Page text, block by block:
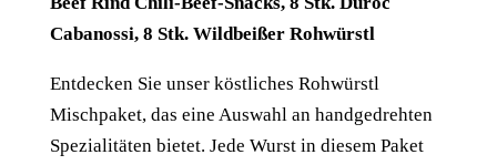
Cabanossi, 8 Stk. Wildbeißer Rohwürstl
Entdecken Sie unser köstliches Rohwürstl
Mischpaket, das eine Auswahl an handgedrehten
Spezialitäten bietet. Jede Wurst in diesem Paket